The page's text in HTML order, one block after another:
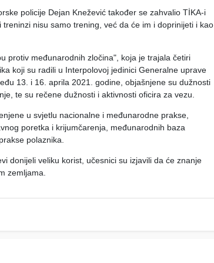
policije Dejan Knežević također se zahvalio TİKA-i
nisu samo trening, već da će im i doprinijeti i kao
protiv međunarodnih zločina", koja je trajala četiri
koji su radili u Interpolovoj jedinici Generalne uprave
13. i 16. aprila 2021. godine, objašnjene su dužnosti
te su rečene dužnosti i aktivnosti oficira za vezu.
u svjetlu nacionalne i međunarodne prakse,
poretka i krijumčarenja, međunarodnih baza
polaznika.
donijeli veliku korist, učesnici su izjavili da će znanje
zemljama.